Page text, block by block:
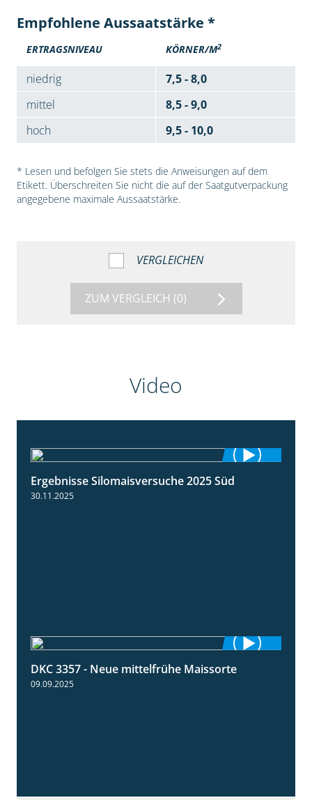
Empfohlene Aussaatstärke *
ERTRAGSNIVEAU KÖRNER/M2
niedrig
7,5 - 8,0
mittel
8,5 - 9,0
hoch
9,5 - 10,0
* Lesen und befolgen Sie stets die Anweisungen auf dem
Etikett. Überschreiten Sie nicht die auf der Saatgutverpackung
angegebene maximale Aussaatstärke.
VERGLEICHEN
ZUM VERGLEICH (0)
Video
Ergebnisse Silomaisversuche 2025 Süd
30.11.2025
DKC 3357 - Neue mittelfrühe Maissorte
09.09.2025